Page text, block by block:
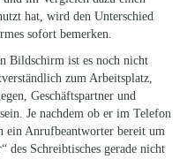
hat, wird den Unterschied
sofort bemerken.
Bildschirm ist es noch nicht
zum Arbeitsplatz,
Geschäftspartner und
Je nachdem ob er im Telefon
ein Anrufbeantworter bereit um
des Schreibtisches gerade nicht